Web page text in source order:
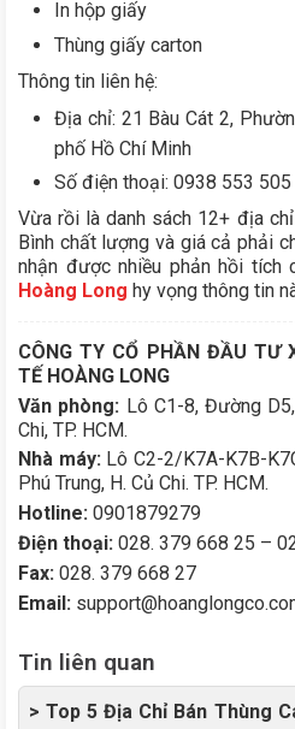
In hộp giấy
Thùng giấy carton
Thông tin liên hệ:
Địa chỉ: 21 Bàu Cát 2,
phố Hồ Chí Minh
Số điện thoại: 0938 553 505
Vừa rồi là danh sách 12+ địa
Bình chất lượng và giá cả phải
nhận được nhiều phản hồi tích
Hoàng Long hy vọng thông tin
CÔNG TY CỔ PHẦN ĐẦU TƯ
TẾ HOÀNG LONG
Văn phòng: Lô C1-8, Đường
Chi, TP. HCM.
Nhà máy:Lô C2-2/K7A-K7B-
Phú Trung, H. Củ Chi. TP. HCM.
Hotline: 0901879279
Điện thoại: 028. 379 668 25 –
Fax: 028. 379 668 27
Email:
Tin liên quan
> Top 5 Địa Chỉ Bán Thùng